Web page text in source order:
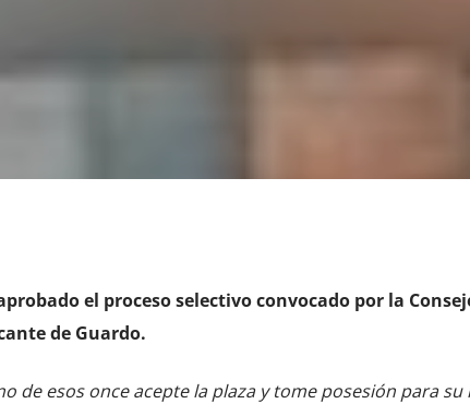
el proceso selectivo convocado por la
de Guardo.
de esos once acepte la plaza y tome posesión para